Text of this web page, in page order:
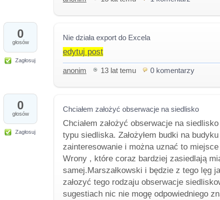
0
głosów
Zagłosuj
Nie działa export do Excela
edytuj post
anonim 13 lat temu 0 komentarzy
0
głosów
Zagłosuj
Chciałem założyć obserwacje na siedlisko
Chciałem założyć obserwacje na
typu siedliska. Założyłem budki na
zainteresowanie i można uznać to
Wrony , które coraz bardziej zasiedlają
samej.Marszałkowski i będzie z tego lęg
załozyć tego rodzaju obserwacje
sugestiach nic nie mogę odpowiedniego